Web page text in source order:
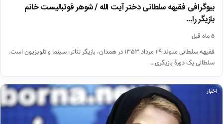
بیوگرافی فقیهه سلطانی دختر آیت الله / شوهر فوتبالیست خانم
بازیگر را…
۵ ماه قبل
فقیهه سلطانی متولد ۲۹ مرداد ۱۳۵۳ در همدان، بازیگر تئاتر، سینما و تلویزیون است.
سلطانی یک دورهٔ بازیگری…
اخبار